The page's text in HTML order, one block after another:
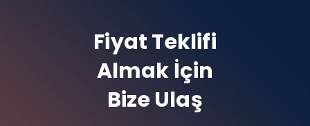
Fiyat Teklifi
Almak İçin
Bize Ulaş